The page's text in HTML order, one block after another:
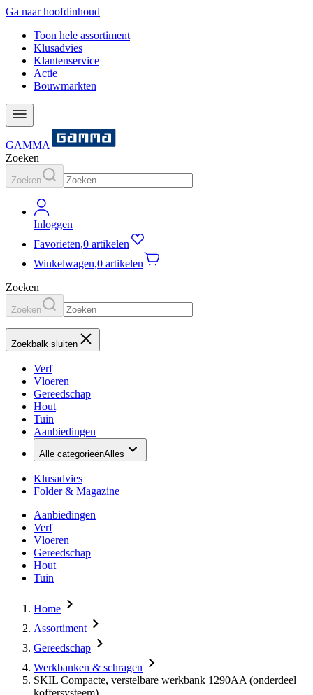
Ga naar hoofdinhoud
Toon hele assortiment
Klusadvies
Klantenservice
Actie
Bouwmarkten
GAMMA
Zoeken
Zoeken
Inloggen
Favorieten,0 artikelen
Winkelwagen,0 artikelen
Zoeken
Zoeken
Zoekbalk sluiten
Verf
Vloeren
Gereedschap
Hout
Tuin
Aanbiedingen
Alle categorieënAlles
Klusadvies
Folder & Magazine
Aanbiedingen
Verf
Vloeren
Gereedschap
Hout
Tuin
Home
Assortiment
Gereedschap
Werkbanken & schragen
SKIL Compacte, verstelbare werkbank 1290AA (onderdeel
koffersysteem)